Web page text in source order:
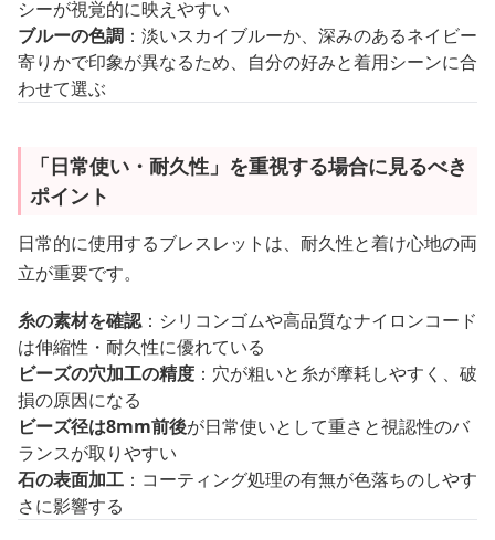
シーが視覚的に映えやすい
ブルーの色調 ：淡いスカイブルーか、深みのあるネイビー
寄りかで印象が異なるため、自分の好みと着用シーンに合
わせて選ぶ
「日常使い・耐久性」を重視する場合に見るべき
ポイント
日常的に使用するブレスレットは、耐久性と着け心地の両
立が重要です。
糸の素材を確認：シリコンゴムや高品質なナイロンコード
は伸縮性・耐久性に優れている
ビーズの穴加工の精度 ：穴が粗いと糸が摩耗しやすく、破
損の原因になる
ビーズ径は8mm前後が日常使いとして重さと視認性のバ
ランスが取りやすい
石の表面加工 ：コーティング処理の有無が色落ちのしやす
さに影響する